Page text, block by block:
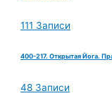
111 Записи
400-217. Открытая Йога.
48 Записи